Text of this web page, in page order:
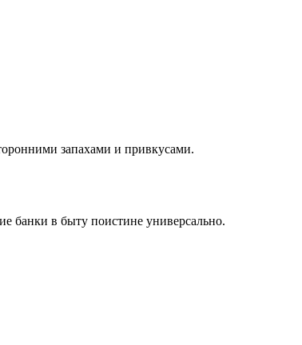
запахами и привкусами.
банки в быту поистине универсально.